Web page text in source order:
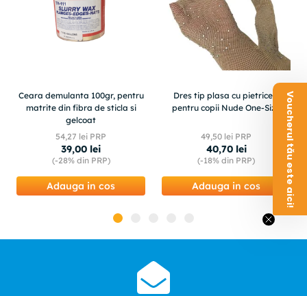
Ceara demulanta 100gr, pentru
matrite din fibra de sticla si
gelcoat
54,27 lei PRP
39,00 lei
(-28%din PRP)
Adauga in cos
Dres tip plasa cu pietricele
pentru copii Nude One-Size
49,50 lei PRP
40,70 lei
(-18% din PRP)
Adauga in cos Voucherul tău este aici!